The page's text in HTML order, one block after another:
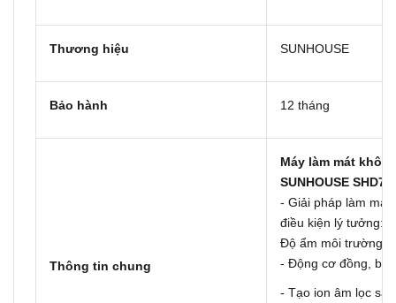
Thương hiệu SUNHOUSE
Bảo hành 12 tháng
Thông tin chung
Máy làm mát
SUNHOUSE
- Giải pháp làm
điều kiện lý tưởng:
Độ ẩm môi trường
- Động cơ đồng,
- Tạo ion âm lọc